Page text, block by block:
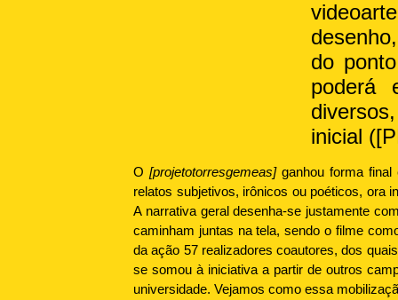
do
poderá
inicial
O[projetotorresgemeas]ganhou forma final
relatos subjetivos, irônicos ou poéticos, ora
A narrativa geral desenha-se justamente
caminham juntas na tela, sendo o filme
da ação 57 realizadores coautores, dos
se somou à iniciativa a partir de outros
universidade. Vejamos como essa